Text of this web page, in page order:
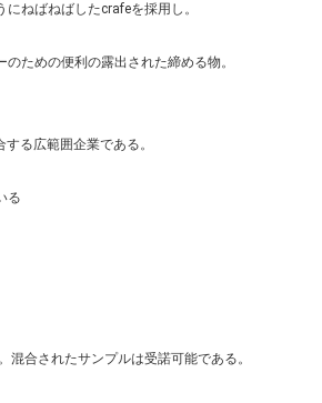
ねばねばしたcrafeを採用し。
ための便利の露出された締める物。
る広範囲企業である。
る
合されたサンプルは受諾可能である。